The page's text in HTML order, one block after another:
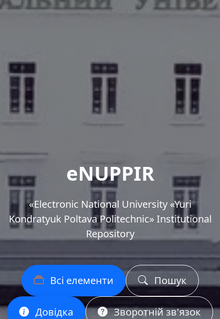
eNUPPIR
«Еlectronic National University «Yuri
Kondratyuk Poltava Politechnic» Institutional
Repository
Всі елементи Пошук
Довідка Зворотній зв'язок